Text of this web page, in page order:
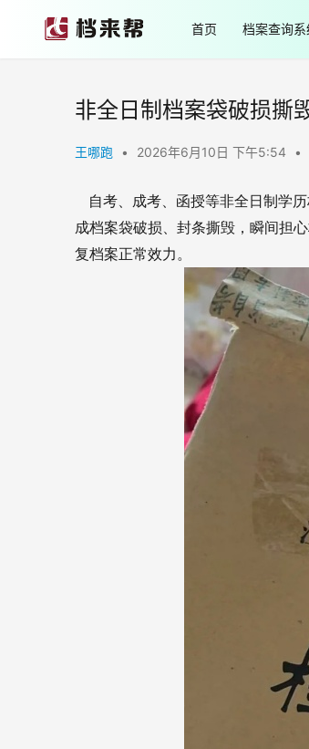
首页 档案查询系
非全日制档案袋破损撕
王哪跑 • 2026年6月10日 下午5:54 •
自考、成考、函授等非全日制学
成档案袋破损、封条撕毁，瞬间担
复档案正常效力。